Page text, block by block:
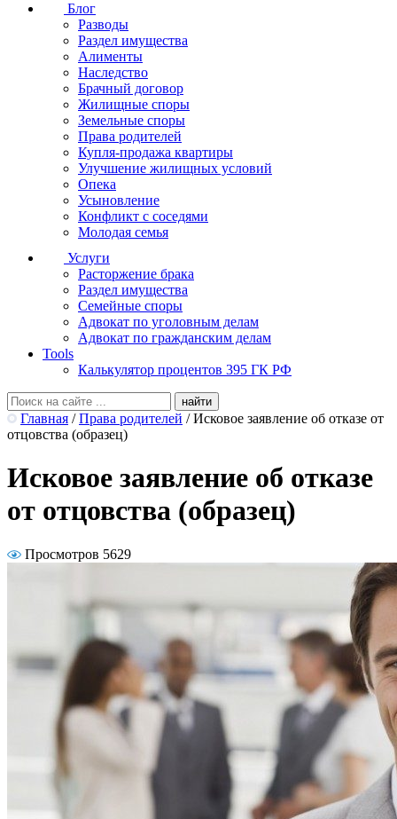
Блог
Разводы
Раздел имущества
Алименты
Наследство
Брачный договор
Жилищные споры
Земельные споры
Права родителей
Купля-продажа квартиры
Улучшение жилищных условий
Опека
Усыновление
Конфликт с соседями
Молодая семья
Услуги
Расторжение брака
Раздел имущества
Семейные споры
Адвокат по уголовным делам
Адвокат по гражданским делам
Tools
Калькулятор процентов 395 ГК РФ
Главная / Права родителей / Исковое заявление об отказе от
отцовства (образец)
Исковое заявление об отказе
от отцовства (образец)
Просмотров 5629